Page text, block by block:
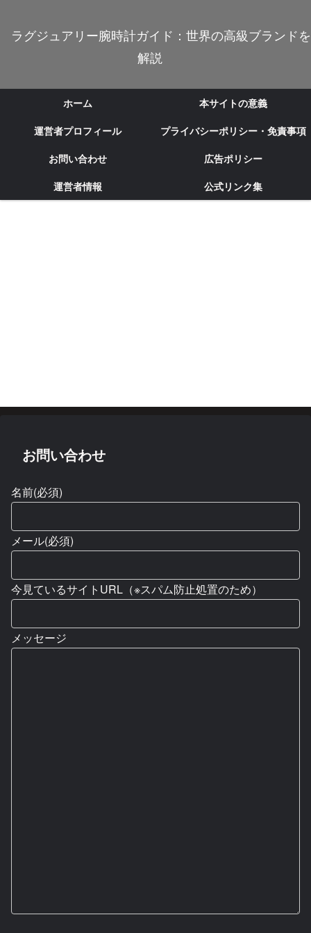
ラグジュアリー腕時計ガイド：世界の高級ブランドを
解説
ホーム
本サイトの意義
運営者プロフィール
プライバシーポリシー・免責事項
お問い合わせ
広告ポリシー
運営者情報
公式リンク集
お問い合わせ
名前(必須)
メール(必須)
今見ているサイトURL（※スパム防止処置のため）
メッセージ